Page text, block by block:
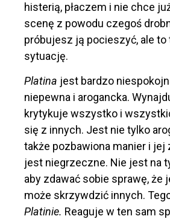
histerią, płaczem i nie chce
scenę z powodu czegoś
próbujesz ją pocieszyć, ale to
sytuację.
Platina jest bardzo
niepewna i arogancka.
krytykuje wszystko i
się z innych. Jest nie tylko
także pozbawiona manier i jej
jest niegrzeczne. Nie jest na
aby zdawać sobie sprawę, że
może skrzywdzić innych.
Platinie. Reaguje w ten sam